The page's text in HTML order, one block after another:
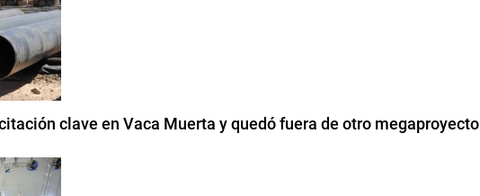
clave en Vaca Muerta y quedó fuera de otro megaproyecto